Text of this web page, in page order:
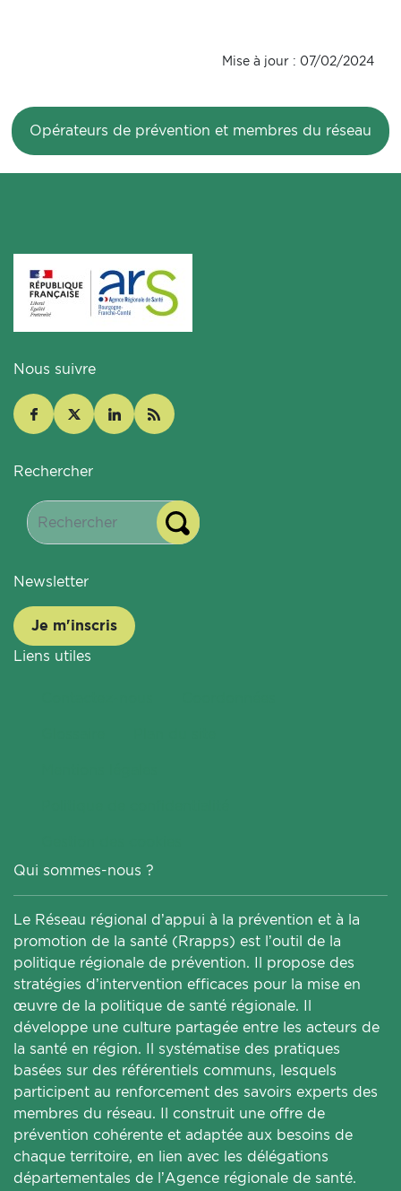
Mise à jour : 07/02/2024
Opérateurs de prévention et membres du réseau
Nous suivre
Rechercher
Newsletter
Je m'inscris
Liens utiles
Qui sommes-nous ?
Le Réseau régional d’appui à la prévention et à la
promotion de la santé (Rrapps) est l’outil de la
politique régionale de prévention. Il propose des
stratégies d’intervention efficaces pour la mise en
œuvre de la politique de santé régionale. Il
développe une culture partagée entre les acteurs de
la santé en région. Il systématise des pratiques
basées sur des référentiels communs, lesquels
participent au renforcement des savoirs experts des
membres du réseau. Il construit une offre de
prévention cohérente et adaptée aux besoins de
chaque territoire, en lien avec les délégations
départementales de l’Agence régionale de santé.